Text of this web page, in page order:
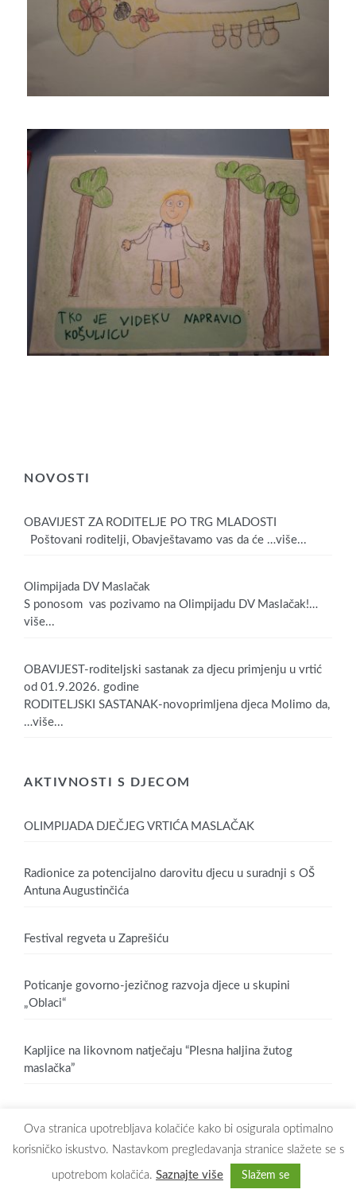
NOVOSTI
OBAVIJEST ZA RODITELJE PO TRG MLADOSTI
Poštovani roditelji, Obavještavamo vas da će …više...
Olimpijada DV Maslačak
S ponosom vas pozivamo na Olimpijadu DV Maslačak!…
više...
OBAVIJEST-roditeljski sastanak za djecu primjenju u vrtić
od 01.9.2026. godine
RODITELJSKI SASTANAK-novoprimljena djeca Molimo da,
…više...
AKTIVNOSTI S DJECOM
OLIMPIJADA DJEČJEG VRTIĆA MASLAČAK
Radionice za potencijalno darovitu djecu u suradnji s OŠ
Antuna Augustinčića
Festival regveta u Zaprešiću
Poticanje govorno-jezičnog razvoja djece u skupini
„Oblaci“
Kapljice na likovnom natječaju “Plesna haljina žutog
maslačka”
Copyright © 2026 Dječji vrtić Maslačak Zaprešić. All rights reserved.
Ova stranica upotrebljava kolačiće kako bi osigurala optimalno
korisničko iskustvo. Nastavkom pregledavanja stranice slažete se s
upotrebom kolačića. Saznajte više Slažem se